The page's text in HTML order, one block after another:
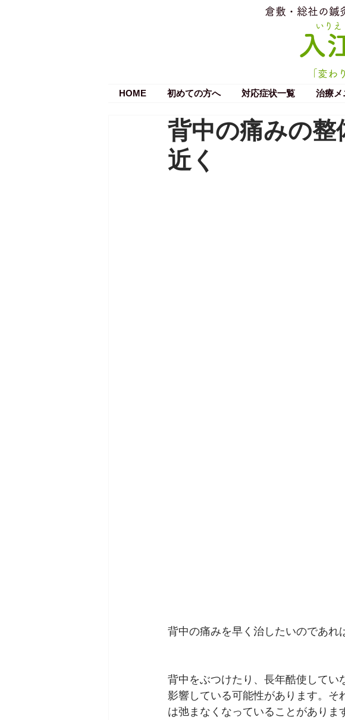
いりえ
倉敷・総社の鍼
入
「変わ
HOME
初めての方へ 対応症状一覧 治療メ
背中の痛みの整
近く
背中の痛みを早く治したいのであれ
背中をぶつけたり、長年酷使して
影響している可能性があります。
は弛まなくなっていることがありま